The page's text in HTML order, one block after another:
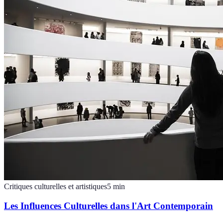
Critiques culturelles et artistiques5 min
Les Influences Culturelles dans l'Art Contemporain